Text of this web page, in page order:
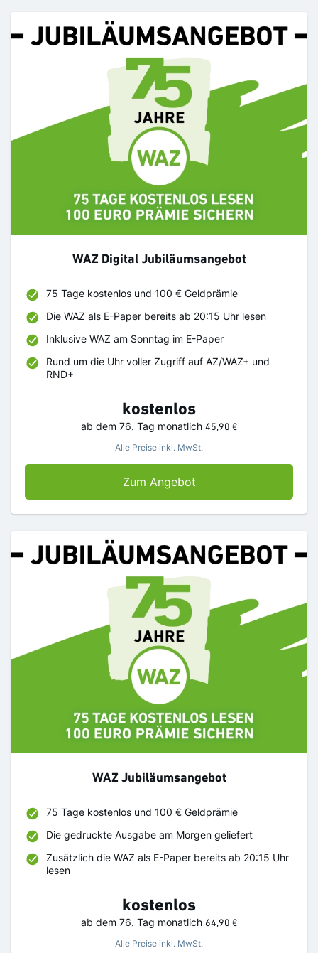
WAZ Digital Jubiläumsangebot
75 Tage kostenlos und 100 € Geldprämie
Die WAZ als E-Paper bereits ab 20:15 Uhr lesen
Inklusive WAZ am Sonntag im E-Paper
Rund um die Uhr voller Zugriff auf AZ/WAZ+ und
RND+
kostenlos
ab dem 76. Tag monatlich 45,90 €
Alle Preise inkl. MwSt.
Zum AngebotWAZ Digital
WAZ Jubiläumsangebot
75 Tage kostenlos und 100 € Geldprämie
Die gedruckte Ausgabe am Morgen geliefert
Zusätzlich die WAZ als E-Paper bereits ab 20:15 Uhr
lesen
kostenlos
ab dem 76. Tag monatlich 64,90 €
Alle Preise inkl. MwSt.